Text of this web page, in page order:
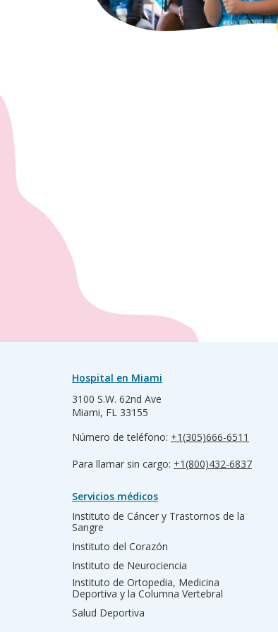
Hospital en Miami
3100 S.W. 62nd Ave
Miami, FL 33155
Número de teléfono: +1(305)666-6511
Para llamar sin cargo: +1(800)432-6837
Servicios médicos
Instituto de Cáncer y Trastornos de la
Sangre
Instituto del Corazón
Instituto de Neurociencia
Instituto de Ortopedia, Medicina
Deportiva y la Columna Vertebral
Salud Deportiva